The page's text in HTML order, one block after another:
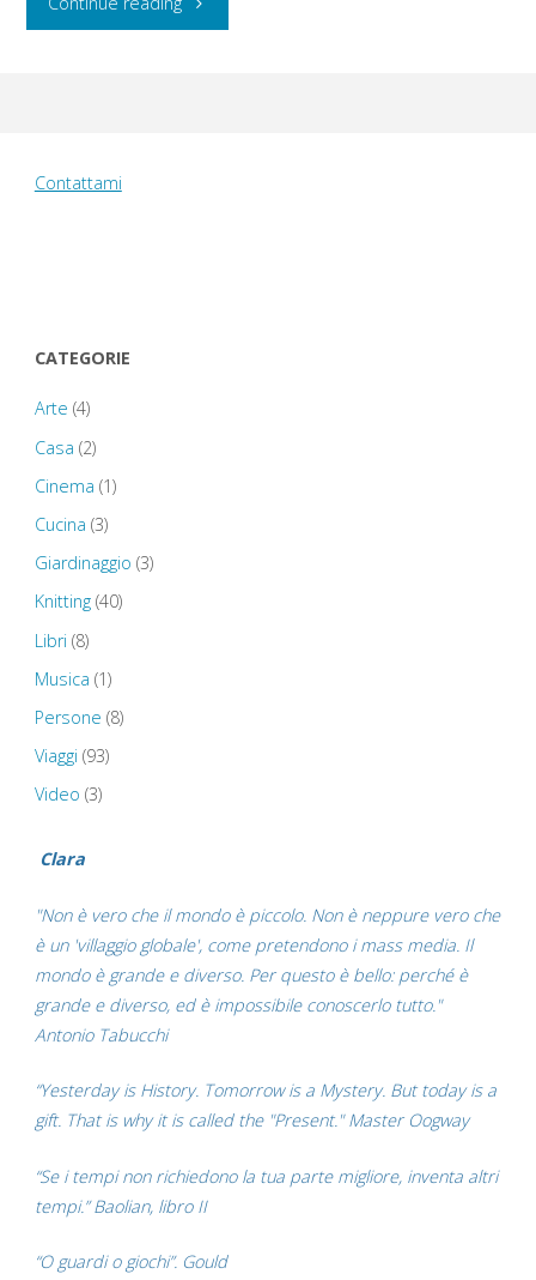
Contattami
CATEGORIE
Arte (4)
Casa (2)
Cinema (1)
Cucina (3)
Giardinaggio (3)
Knitting(40)
Libri (8)
Musica (1)
Persone (8)
Viaggi (93)
Video (3)
Clara
"Non è vero che il mondo è piccolo. Non è neppure vero che
è un 'villaggio globale', come pretendono i mass media. Il
mondo è grande e diverso. Per questo è bello: perché è
grande e diverso, ed è impossibile conoscerlo tutto."
Antonio Tabucchi
“Yesterday is History. Tomorrow is a Mystery. But today is a
gift. That is why it is called the "Present." Master Oogway
“Se i tempi non richiedono la tua parte migliore, inventa altri
tempi.” Baolian, libro II
“O guardi o giochi”. Gould